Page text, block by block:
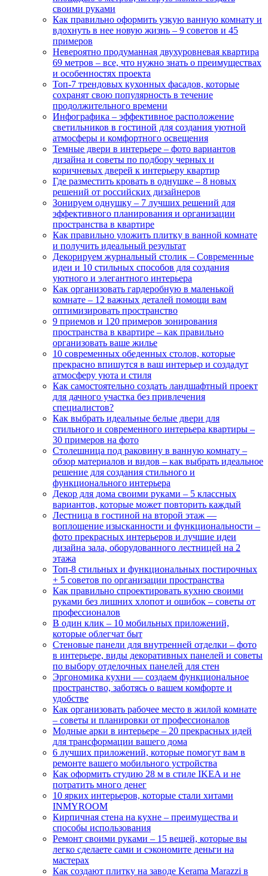
своими руками
Как правильно оформить узкую ванную комнату и
вдохнуть в нее новую жизнь – 9 советов и 45
примеров
Невероятно продуманная двухуровневая квартира
69 метров – все, что нужно знать о преимуществах
и особенностях проекта
Топ-7 трендовых кухонных фасадов, которые
сохранят свою популярность в течение
продолжительного времени
Инфографика – эффективное расположение
светильников в гостиной для создания уютной
атмосферы и комфортного освещения
Темные двери в интерьере – фото вариантов
дизайна и советы по подбору черных и
коричневых дверей к интерьеру квартир
Где разместить кровать в однушке – 8 новых
решений от российских дизайнеров
Зонируем однушку – 7 лучших решений для
эффективного планирования и организации
пространства в квартире
Как правильно уложить плитку в ванной комнате
и получить идеальный результат
Декорируем журнальный столик – Современные
идеи и 10 стильных способов для создания
уютного и элегантного интерьера
Как организовать гардеробную в маленькой
комнате – 12 важных деталей помощи вам
оптимизировать пространство
9 приемов и 120 примеров зонирования
пространства в квартире – как правильно
организовать ваше жилье
10 современных обеденных столов, которые
прекрасно впишутся в ваш интерьер и создадут
атмосферу уюта и стиля
Как самостоятельно создать ландшафтный проект
для дачного участка без привлечения
специалистов?
Как выбрать идеальные белые двери для
стильного и современного интерьера квартиры –
30 примеров на фото
Столешница под раковину в ванную комнату –
обзор материалов и видов – как выбрать идеальное
решение для создания стильного и
функционального интерьера
Декор для дома своими руками – 5 классных
вариантов, которые может повторить каждый
Лестница в гостиной на второй этаж —
воплощение изысканности и функциональности –
фото прекрасных интерьеров и лучшие идеи
дизайна зала, оборудованного лестницей на 2
этажа
Топ-8 стильных и функциональных постирочных
+ 5 советов по организации пространства
Как правильно спроектировать кухню своими
руками без лишних хлопот и ошибок – советы от
профессионалов
В один клик – 10 мобильных приложений,
которые облегчат быт
Стеновые панели для внутренней отделки – фото
в интерьере, виды декоративных панелей и советы
по выбору отделочных панелей для стен
Эргономика кухни — создаем функциональное
пространство, заботясь о вашем комфорте и
удобстве
Как организовать рабочее место в жилой комнате
– советы и планировки от профессионалов
Модные арки в интерьере – 20 прекрасных идей
для трансформации вашего дома
6 лучших приложений, которые помогут вам в
ремонте вашего мобильного устройства
Как оформить студию 28 м в стиле IKEA и не
потратить много денег
10 ярких интерьеров, которые стали хитами
INMYROOM
Кирпичная стена на кухне – преимущества и
способы использования
Ремонт своими руками – 15 вещей, которые вы
легко сделаете сами и сэкономите деньги на
мастерах
Как создают плитку на заводе Kerama Marazzi в